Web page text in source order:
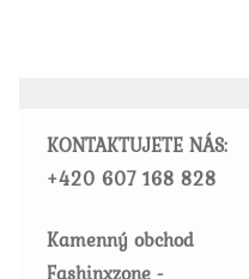
KONTAKTUJETE NÁS:
+420 607 168 828
Kamenný obchod
Fashinxzone -